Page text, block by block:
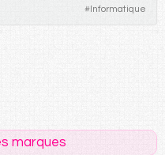
#Informatique
marques